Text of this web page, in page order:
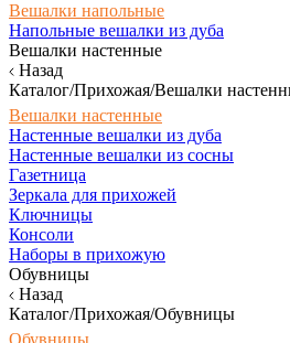
Вешалки напольные
Напольные вешалки из дуба
Вешалки настенные
Назад
Каталог/Прихожая/Вешалки
Вешалки настенные
Настенные вешалки из дуба
Настенные вешалки из сосны
Газетница
Зеркала для прихожей
Ключницы
Консоли
Наборы в прихожую
Обувницы
Назад
Каталог/Прихожая/Обувницы
Обувницы